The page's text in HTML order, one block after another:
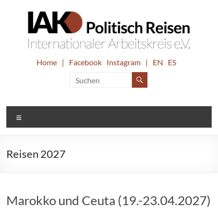
IAK.
Reisen
Internationaler
Home | Facebook Instagram | EN ES
Reisen 2027
Marokko und Ceuta (19.-23.04.2027)